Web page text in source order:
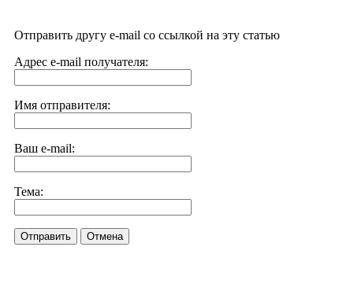
Отправить другу e-mail со ссылкой на эту статью
Адрес e-mail получателя:
Имя отправителя:
Ваш e-mail:
Тема:
Отправить Отмена